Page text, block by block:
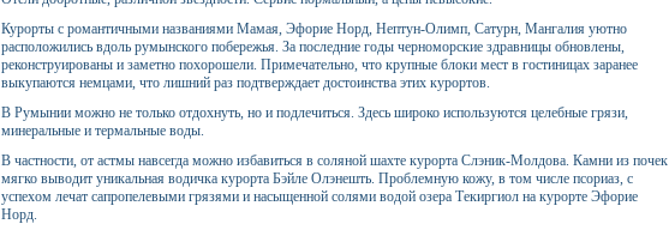
Курорты с романтичными названиями Мамая, Эфорие Норд, Нептун-Олимп, Сатурн, Мангалия уютно
расположились вдоль румынского побережья. За последние годы черноморские здравницы обновлены,
реконструированы и заметно похорошели. Примечательно, что крупные блоки мест в гостиницах заранее
выкупаются немцами, что лишний раз подтверждает достоинства этих курортов.
В Румынии можно не только отдохнуть, но и подлечиться. Здесь широко используются целебные грязи,
минеральные и термальные воды.
В частности, от астмы навсегда можно избавиться в соляной шахте курорта Слэник-Молдова. Камни из почек
мягко выводит уникальная водичка курорта Бэйле Олэнешть. Проблемную кожу, в том числе псориаз, с
успехом лечат сапропелевыми грязями и насыщенной солями водой озера Текиргиол на курорте Эфорие
Норд.